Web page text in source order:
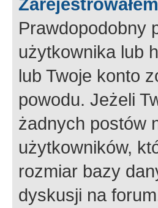
Prawdopodobny
użytkownika lub
lub Twoje konto
powodu. Jeżeli
żadnych postów
użytkowników,
rozmiar bazy
dyskusji na